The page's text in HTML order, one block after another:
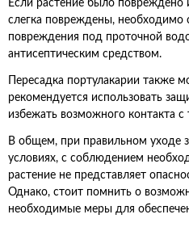
Если растение было повреждено
слегка повреждены, необходимо
повреждения под проточной
антисептическим средством.
Пересадка портулакарии также
рекомендуется использовать
избежать возможного контакта
В общем, при правильном уходе
условиях, с соблюдением
растение не представляет
Однако, стоит помнить о
необходимые меры для